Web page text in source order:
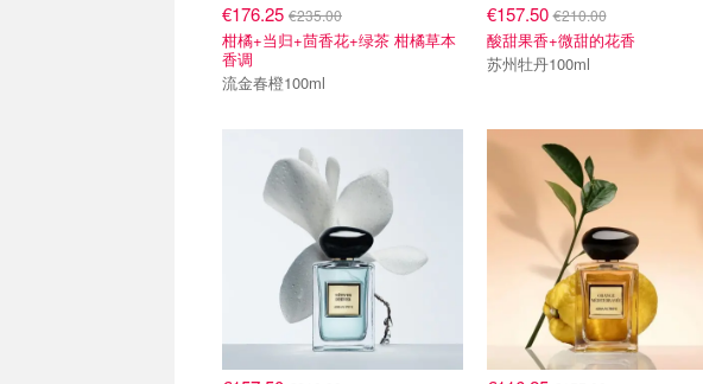
€176.25 €235.00
柑橘+当归+茴香花+绿茶 柑橘草本
香调
流金春橙100ml
€157.50€210.00
酸甜果香+微甜的花香
苏州牡丹100ml